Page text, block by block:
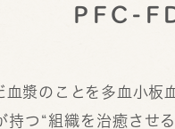
PFC-
血漿のことを多血小
持つ“組織を治癒させ